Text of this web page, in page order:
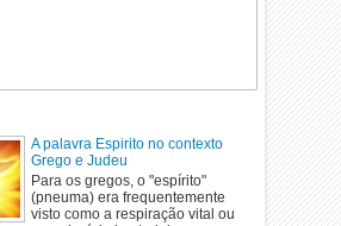
A palavra Espirito no contexto
Grego e Judeu
Para os gregos, o "espírito"
(pneuma) era frequentemente
visto como a respiração vital ou